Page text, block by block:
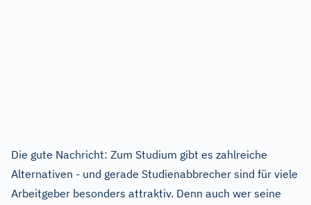
Die gute Nachricht: Zum Studium gibt es zahlreiche
Alternativen - und gerade Studienabbrecher sind für viele
Arbeitgeber besonders attraktiv. Denn auch wer seine